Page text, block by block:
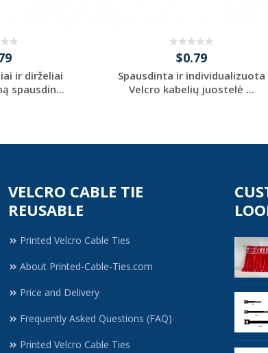
ir dirželiai
spausdin...
$0.79
Spausdinta ir individualizuota
Velcro kabelių juostelė ...
VELCRO CABLE TIE
REUSABLE
Printed Velcro Cable Ties
About Printed-Cable-Ties.com
Price and Delivery
Frequently Asked Questions (FAQ)
Printed Velcro Cable Ties